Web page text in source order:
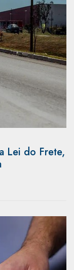
Lei do Frete,